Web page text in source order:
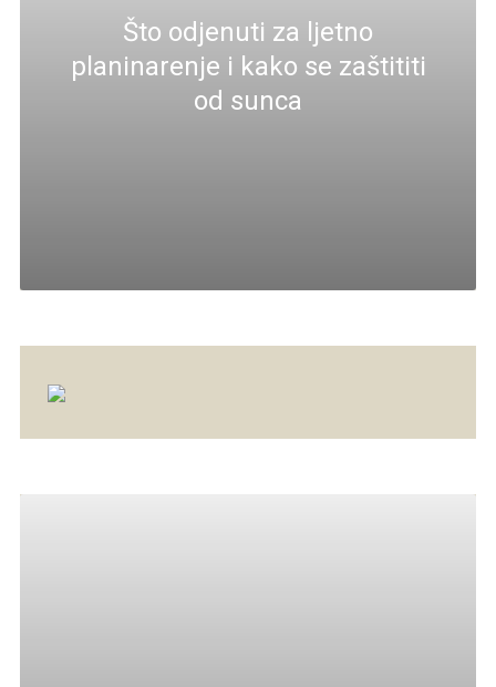
Što odjenuti za ljetno
planinarenje i kako se zaštititi
od sunca